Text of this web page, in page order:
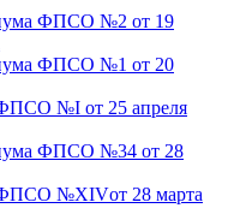
ФПСО №2 от 19
ФПСО №1 от 20
ФПСО №I от 25 апреля
ФПСО №34 от 28
ФПСО №XIVот 28 марта